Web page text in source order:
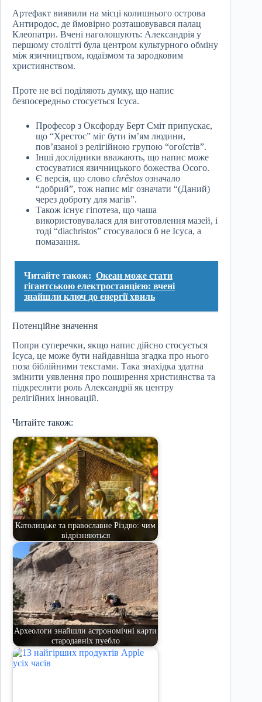
Артефакт виявили на місці колишнього острова
Антиродос, де ймовірно розташовувався палац
Клеопатри. Вчені наголошують: Александрія у
першому столітті була центром культурного обміну
між язичництвом, юдаїзмом та зародковим
християнством.
Проте не всі поділяють думку, що напис
безпосередньо стосується Ісуса.
Професор з Оксфорду Берт Сміт припускає,
що “Хрестос” міг бути ім’ям людини,
пов’язаної з релігійною групою “огоїстів”.
Інші дослідники вважають, що напис може
стосуватися язичницького божества Осого.
Є версія, що слово chrêstos означало
“добрий”, тож напис міг означати “(Даний)
через доброту для магів”.
Також існує гіпотеза, що чаша
використовувалася для виготовлення мазей, і
тоді “diachristos” стосувалося б не Ісуса, а
помазання.
Читайте також: Океан може стати
гігантською електростанцією: вчені
знайшли ключ до енергії хвиль
Потенційне значення
Попри суперечки, якщо напис дійсно стосується
Ісуса, це може бути найдавніша згадка про нього
поза біблійними текстами. Така знахідка здатна
змінити уявлення про поширення християнства та
підкреслити роль Александрії як центру
релігійних інновацій.
Читайте також:
Католицьке та православне Різдво: чим
відрізняються
Археологи знайшли астрономічні карти
стародавніх пуебло